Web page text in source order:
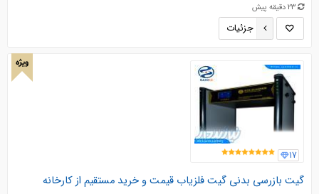
23 دقیقه پیش
جزئیات
ویژه
17
گیت بازرسی بدنی گیت فلزیاب قیمت و خرید مستقیم از کارخانه